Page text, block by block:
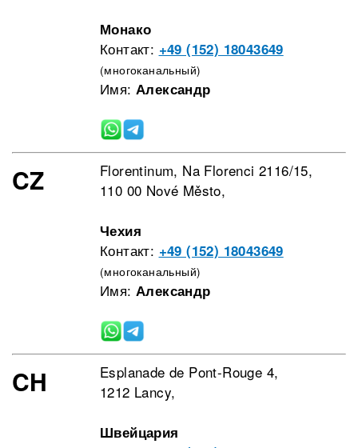
Монако
Контакт: +49 (152) 18043649
(многоканальный)
Имя: Александр
CZ
Florentinum, Na Florenci 2116/15,
110 00 Nové Město,
Чехия
Контакт: +49 (152) 18043649
(многоканальный)
Имя: Александр
CH
Esplanade de Pont-Rouge 4,
1212 Lancy,
Швейцария